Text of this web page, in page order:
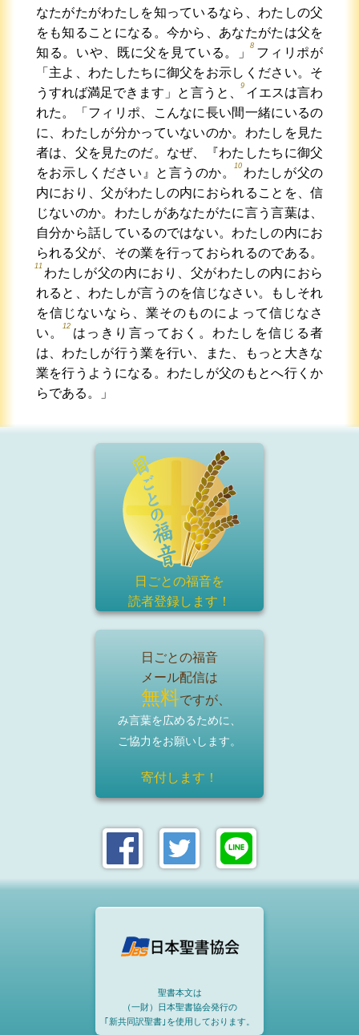
なたがたがわたしを知っているなら、わたしの父
をも知ることになる。今から、あなたがたは父を
知る。いや、既に父を見ている。」
8
フィリポが
「主よ、わたしたちに御父をお示しください。そ
うすれば満足できます」と言うと、
9
イエスは言わ
れた。「フィリポ、こんなに長い間一緒にいるの
に、わたしが分かっていないのか。わたしを見た
者は、父を見たのだ。なぜ、『わたしたちに御父
をお示しください』と言うのか。
10
わたしが父の
内におり、父がわたしの内におられることを、信
じないのか。わたしがあなたがたに言う言葉は、
自分から話しているのではない。わたしの内にお
られる父が、その業を行っておられるのである。
11
わたしが父の内におり、父がわたしの内におら
れると、わたしが言うのを信じなさい。もしそれ
を信じないなら、業そのものによって信じなさ
い。
12
はっきり言っておく。わたしを信じる者
は、わたしが行う業を行い、また、もっと大きな
業を行うようになる。わたしが父のもとへ行くか
らである。」
日ごとの福音を
読者登録します！
日ごとの福音
メール配信は
無料ですが、
み言葉を広めるために、
ご協力をお願いします。
寄付します！
聖書本文は
（一財）日本聖書協会発行の
｢新共同訳聖書｣を使用しております。